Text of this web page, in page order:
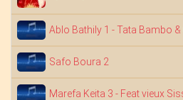
Ablo Bathily 1 - Tata Bambo
Safo Boura 2
Marefa Keita 3 - Feat vieux